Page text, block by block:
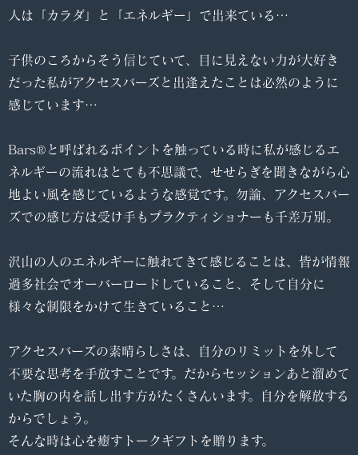
人は「カラダ」と「エネルギー」で出来ている…
子供のころからそう信じていて、目に見えない力が大好き
だった私がアクセスバーズと出逢えたことは必然のように
感じています…
Bars®と呼ばれるポイントを触っている時に私が感じるエ
ネルギーの流れはとても不思議で、せせらぎを聞きながら心
地よい風を感じているような感覚です。勿論、アクセスバー
ズでの感じ方は受け手もプラクティショナーも千差万別。
沢山の人のエネルギーに触れてきて感じることは、皆が情報
過多社会でオーバーロードしていること、そして自分に
様々な制限をかけて生きていること…
アクセスバーズの素晴らしさは、自分のリミットを外して
不要な思考を手放すことです。だからセッションあと溜めて
いた胸の内を話し出す方がたくさんいます。自分を解放する
からでしょう。
そんな時は心を癒すトークギフトを贈ります。